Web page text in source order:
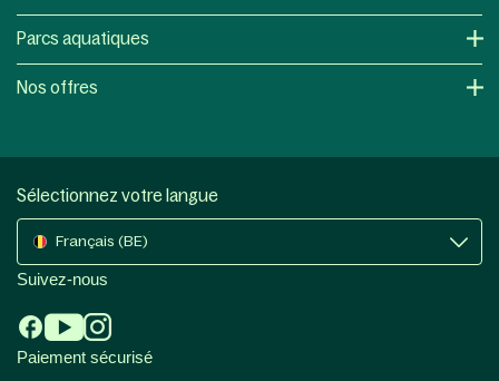
Parcs aquatiques
Nos offres
Sélectionnez votre langue
Français (BE)
Suivez-nous
Paiement sécurisé